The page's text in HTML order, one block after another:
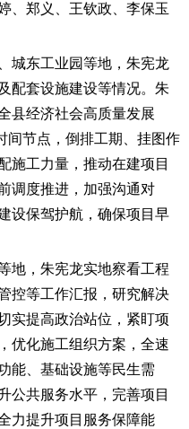
、郑义、王钦政、李保玉
城东工业园等地，朱宪龙
配套设施建设等情况。朱
县经济社会高质量发展
间节点，倒排工期、挂图作
施工力量，推动在建项目
调度推进，加强沟通对
设保驾护航，确保项目早
地，朱宪龙实地察看工程
控等工作汇报，研究解决
实提高政治站位，紧盯项
优化施工组织方案，全速
能、基础设施等民生需
公共服务水平，完善项目
力提升项目服务保障能